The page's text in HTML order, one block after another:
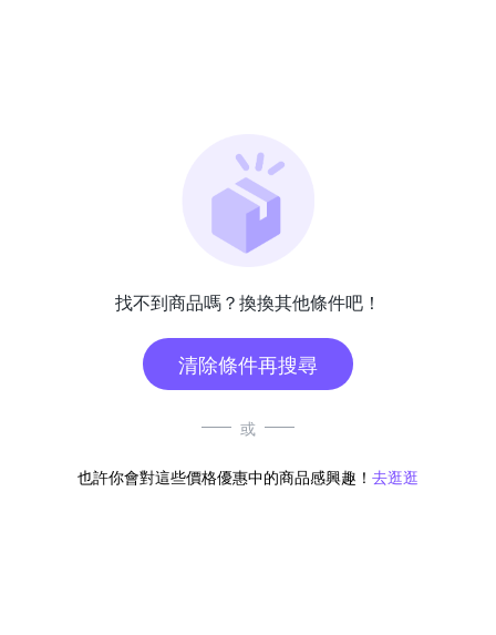
找不到商品嗎？換換其他條件吧！
清除條件再搜尋
或
也許你會對這些價格優惠中的商品感興趣！ 去逛逛